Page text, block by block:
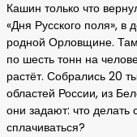
Кашин только что
«Дня Русского поля», в
родной Орловщине.
по шесть тонн на
растёт. Собрались 20
областей России, из
они задают: что делать
сплачиваться?